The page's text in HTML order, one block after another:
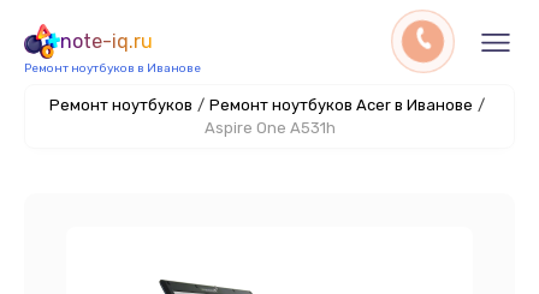
note-iq.ru
Ремонт ноутбуков в Иванове
Ремонт ноутбуков / Ремонт ноутбуков Acer в Иванове /
Aspire One A531h